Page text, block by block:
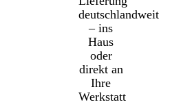
deutschlandweit
– ins
Haus
oder
direkt an
Ihre
Werkstatt